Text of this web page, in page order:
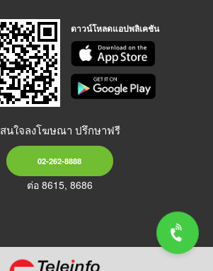
ดาวน์โหลดแอปพลิเคชัน
สนใจลงโฆษณา ปรึกษาฟรี
02-262-8888
ต่อ 8615, 8686